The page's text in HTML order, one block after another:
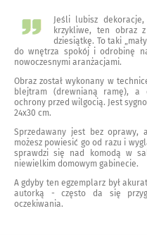
Jeśli lubisz
krzykliwe, ten obraz
dziesiątkę. To taki
do wnętrza spokój i odrobinę
nowoczesnymi aranżacjami.
Obraz został wykonany w
blejtram (drewnianą ramę), a
ochrony przed wilgocią. Jest
24x30 cm.
Sprzedawany jest bez oprawy,
możesz powiesić go od razu i
sprawdzi się nad komodą w
niewielkim domowym gabinecie.
A gdyby ten egzemplarz był
autorką - często da się
oczekiwania.